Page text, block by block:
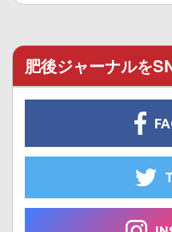
肥後ジャーナルを